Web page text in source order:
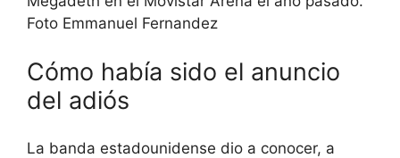
Foto Emmanuel Fernandez
Cómo había sido el anuncio
del adiós
La banda estadounidense dio a conocer, a